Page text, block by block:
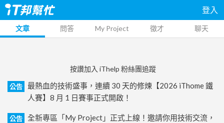
登入
文章 問答 My Project 徵才 聊天
按讚加入 iThelp 粉絲團追蹤
公告
最熱血的技術盛事，連續 30 天的修煉【2026 iThome 鐵
人賽】8 月 1 日賽事正式開啟！
公告
全新專區「My Project」正式上線！邀請你用技術交流，